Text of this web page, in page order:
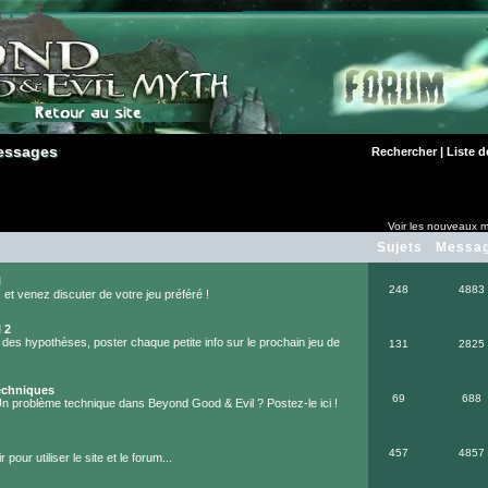
Rechercher| Liste
Voir les nouveaux
Sujets
venez discuter de votre jeu préféré !
248 4883
2
hypothèses, poster chaque petite info sur le prochain jeu de
131 2825
problème technique dans Beyond Good & Evil ? Postez-le ici !
69 688
pour utiliser le site et le forum... 457 4857